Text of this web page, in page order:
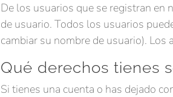
De los usuarios que se registran en
de usuario. Todos los usuarios
cambiar su nombre de usuario).
Qué derechos tienes
Si tienes una cuenta o has dejado